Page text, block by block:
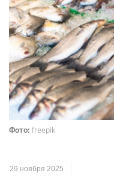
Фото: freepik
29 ноября 2025